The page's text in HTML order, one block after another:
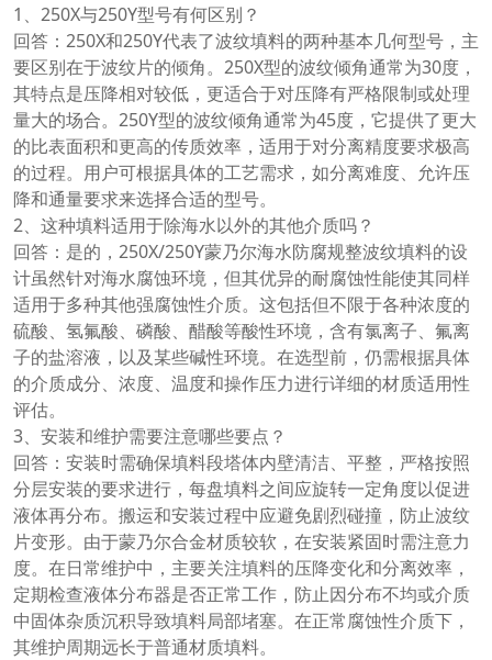
1、250X与250Y型号有何区别？
回答：250X和250Y代表了波纹填料的两种基本几何型号，主
要区别在于波纹片的倾角。250X型的波纹倾角通常为30度，
其特点是压降相对较低，更适合于对压降有严格限制或处理
量大的场合。250Y型的波纹倾角通常为45度，它提供了更大
的比表面积和更高的传质效率，适用于对分离精度要求极高
的过程。用户可根据具体的工艺需求，如分离难度、允许压
降和通量要求来选择合适的型号。
2、这种填料适用于除海水以外的其他介质吗？
回答：是的，250X/250Y蒙乃尔海水防腐规整波纹填料的设
计虽然针对海水腐蚀环境，但其优异的耐腐蚀性能使其同样
适用于多种其他强腐蚀性介质。这包括但不限于各种浓度的
硫酸、氢氟酸、磷酸、醋酸等酸性环境，含有氯离子、氟离
子的盐溶液，以及某些碱性环境。在选型前，仍需根据具体
的介质成分、浓度、温度和操作压力进行详细的材质适用性
评估。
3、安装和维护需要注意哪些要点？
回答：安装时需确保填料段塔体内壁清洁、平整，严格按照
分层安装的要求进行，每盘填料之间应旋转一定角度以促进
液体再分布。搬运和安装过程中应避免剧烈碰撞，防止波纹
片变形。由于蒙乃尔合金材质较软，在安装紧固时需注意力
度。在日常维护中，主要关注填料的压降变化和分离效率，
定期检查液体分布器是否正常工作，防止因分布不均或介质
中固体杂质沉积导致填料局部堵塞。在正常腐蚀性介质下，
其维护周期远长于普通材质填料。